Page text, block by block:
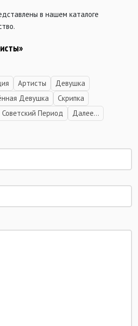
в нашем каталоге
Артисты
Девушка
Девушка
Скрипка
Советский Период Далее...